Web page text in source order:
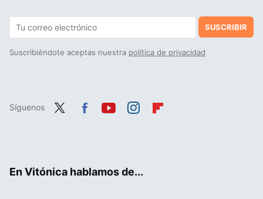
SUSCRIBIR
Suscribiéndote aceptas nuestra política de privacidad
Síguenos
En Vitónica hablamos de...